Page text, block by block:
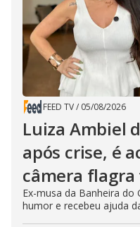
FEED TV/ 05/08/2026
Luiza Ambiel
após crise, é
câmera
Ex-musa da Banheira
humor e recebeu ajuda